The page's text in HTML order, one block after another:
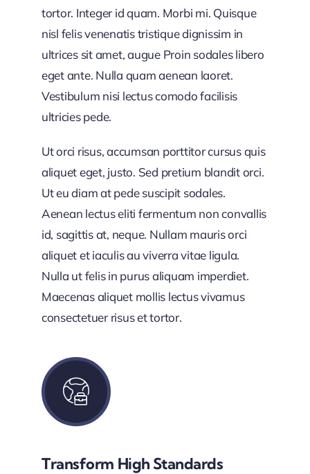
tortor. Integer id quam. Morbi mi. Quisque
nisl felis venenatis tristique dignissim in
ultrices sit amet, augue Proin sodales libero
eget ante. Nulla quam aenean laoret.
Vestibulum nisi lectus comodo facilisis
ultricies pede.
Ut orci risus, accumsan porttitor cursus quis
aliquet eget, justo. Sed pretium blandit orci.
Ut eu diam at pede suscipit sodales.
Aenean lectus eliti fermentum non convallis
id, sagittis at, neque. Nullam mauris orci
aliquet et iaculis au viverra vitae ligula.
Nulla ut felis in purus aliquam imperdiet.
Maecenas aliquet mollis lectus vivamus
consectetuer risus et tortor.
Transform High Standards